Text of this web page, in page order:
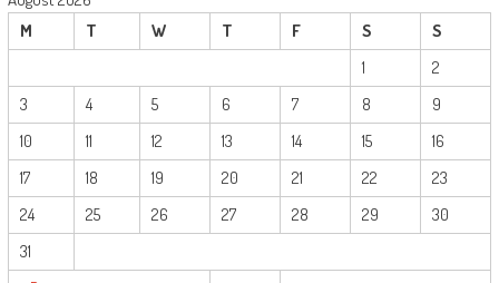
M
T W T F S S
1
2
3
4 5 6 7 8
9
10
11 12 13 14 15
16
17
18 19 20 21 22
23
24
25 26 27 28 29
30
31